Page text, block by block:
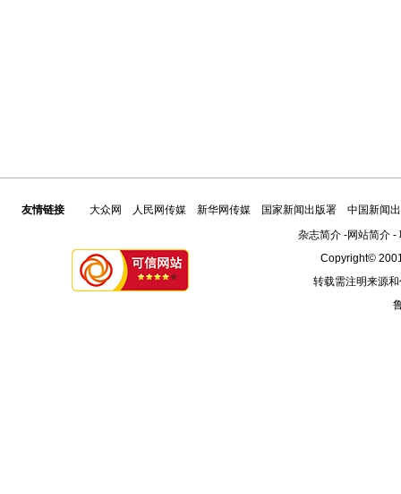
友情链接 大众网 人民网传媒 新华网传媒 国家新闻出版署
中国新闻
杂志简介-网站简介-
Copyright©
转载需注明来源